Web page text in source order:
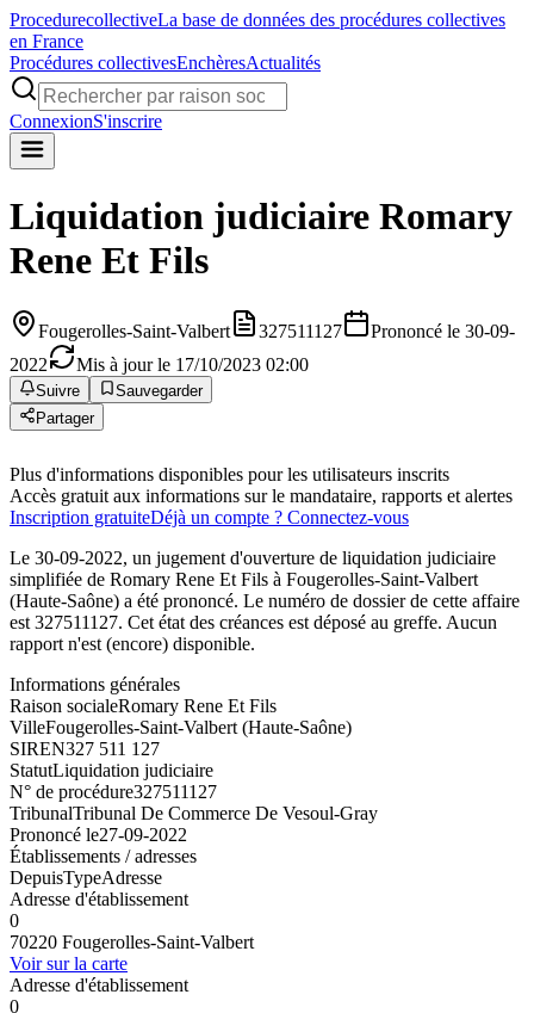
ProcedurecollectiveLa base de données des procédures collectives
en France
Procédures collectivesEnchèresActualités
ConnexionS'inscrire
Liquidation judiciaire Romary
Rene Et Fils
Fougerolles-Saint-Valbert 327511127
Prononcé le 30-09-
2022
Mis à jour le 17/10/2023 02:00
Suivre
Sauvegarder
Partager
Plus d'informations disponibles pour les utilisateurs inscrits
Accès gratuit aux informations sur le mandataire, rapports et alertes
Inscription gratuiteDéjà un compte ? Connectez-vous
Le 30-09-2022, un jugement d'ouverture de liquidation judiciaire
simplifiée de Romary Rene Et Fils à Fougerolles-Saint-Valbert
(Haute-Saône) a été prononcé. Le numéro de dossier de cette affaire
est 327511127. Cet état des créances est déposé au greffe. Aucun
rapport n'est (encore) disponible.
Informations générales
Raison socialeRomary Rene Et Fils
VilleFougerolles-Saint-Valbert (Haute-Saône)
SIREN327 511 127
StatutLiquidation judiciaire
N° de procédure327511127
TribunalTribunal De Commerce De Vesoul-Gray
Prononcé le27-09-2022
Établissements / adresses
DepuisTypeAdresse
Adresse d'établissement
0
70220 Fougerolles-Saint-Valbert
Voir sur la carte
Adresse d'établissement
0